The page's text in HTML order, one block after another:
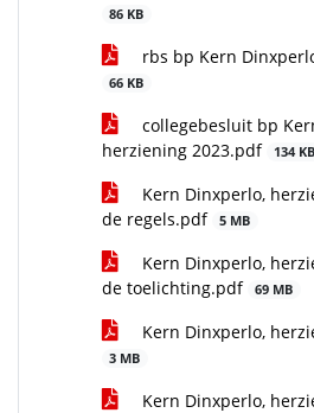
86 KB
rbs bp Kern
66 KB
collegebesluit bp
herziening 2023.pdf
134 KB
Kern Dinxperlo,
de regels.pdf
5 MB
Kern Dinxperlo,
de toelichting.pdf
69 MB
Kern Dinxperlo,
3 MB
Kern Dinxperlo,